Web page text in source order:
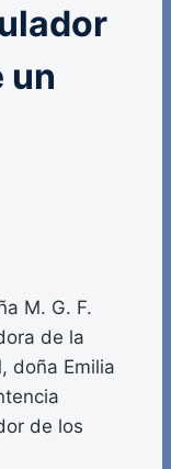
un
M. G. F.
de la
doña Emilia
de los